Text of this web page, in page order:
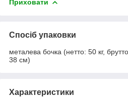
Приховати
Спосіб упаковки
металева бочка (нетто: 50 кг,
38 см)
Характеристики